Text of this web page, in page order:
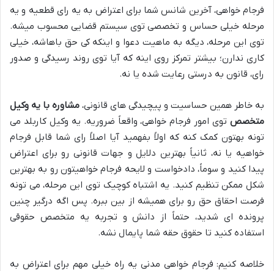
فرجام خواهی، آخرین شانس شما برای اعتراض به یه رای قطعیه و یه
مرحله خیلی حساس و تخصصی توی سیستم قضایی محسوب میشه.
توی این مرحله، دیگه به ماهیت دعوا و اینکه کی حق باهاشه، خیلی
کاری ندارن؛ بیشتر تمرکز روی اینه که آیا توی روند رسیدگی و صدور
رای، قانون به درستی رعایت شده یا نه.
به خاطر همین حساسیت و پیچیدگی های قانونی، مشاوره با یه وکیل
متخصص توی امور فرجام خواهی، واقعاً ضروریه. یه وکیل کاربلد می
تونه بهتون کمک کنه که اولاً بفهمید آیا اصلاً رای شما قابل فرجام
خواهیه یا نه، ثانیاً بهترین دلایل و جهات قانونی رو برای اعتراض
پیدا کنید و سوماً، دادخواست و لایحه فرجام خواهیتون رو به بهترین
شکل ممکن تنظیم کنید. یه اشتباه کوچیک توی این مرحله، می تونه
فرصت احقاق حق رو برای همیشه از بین ببره. پس اگه درگیر چنین
پرونده ای شدید، حتماً از دانش و تجربه یه متخصص حقوقی
استفاده کنید تا حقوق حقه شما پایمال نشه.
خلاصه کنیم: فرجام خواهی مدنی یه راه خیلی مهم برای اعتراض به